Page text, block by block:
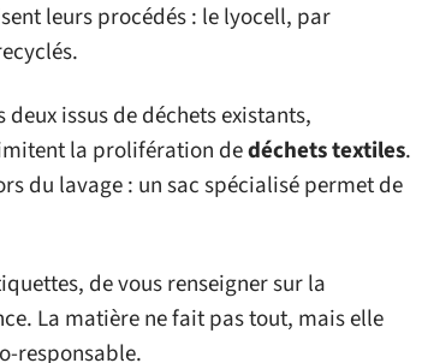
leurs procédés : le lyocell, par
issus de déchets existants,
la prolifération dedéchets textiles.
du lavage : un sac spécialisé permet de
de vous renseigner sur la
La matière ne fait pas tout, mais elle
responsable.